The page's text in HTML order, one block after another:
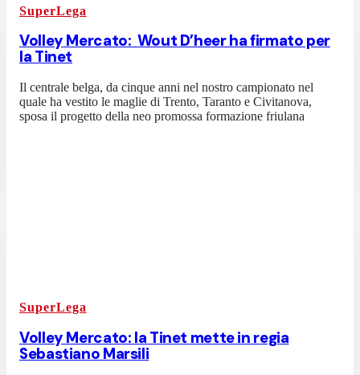
SuperLega
Volley Mercato: Wout D’heer ha firmato per
la Tinet
Il centrale belga, da cinque anni nel nostro campionato nel
quale ha vestito le maglie di Trento, Taranto e Civitanova,
sposa il progetto della neo promossa formazione friulana
SuperLega
Volley Mercato: la Tinet mette in regia
Sebastiano Marsili